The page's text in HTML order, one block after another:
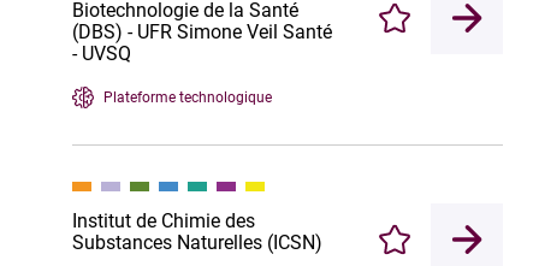
Biotechnologie de la Santé
(DBS) - UFR Simone Veil Santé
- UVSQ
Plateforme technologique
Enregistrer
Institut de Chimie des
Substances Naturelles (ICSN)
Enregistrer